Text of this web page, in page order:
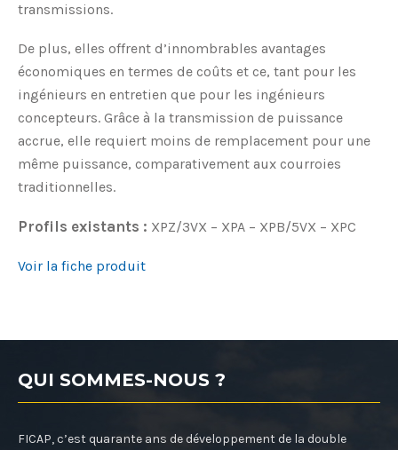
transmissions.
De plus, elles offrent d’innombrables avantages
économiques en termes de coûts et ce, tant pour les
ingénieurs en entretien que pour les ingénieurs
concepteurs. Grâce à la transmission de puissance
accrue, elle requiert moins de remplacement pour une
même puissance, comparativement aux courroies
traditionnelles.
Profils existants : XPZ/3VX – XPA – XPB/5VX – XPC
Voir la fiche produit
QUI SOMMES-NOUS ?
FICAP, c’est quarante ans de développement de la double